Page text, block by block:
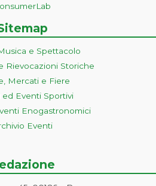
e Spettacolo
Rievocazioni Storiche
Mercati e Fiere
ed Eventi Sportivi
Enogastronomici
Eventi